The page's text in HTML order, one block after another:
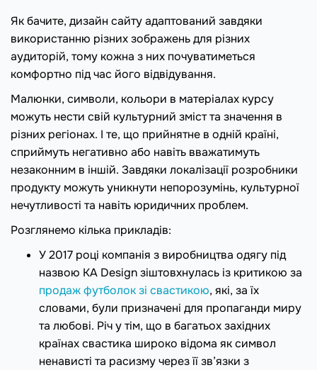
Як бачите, дизайн сайту адаптований завдяки
використанню різних зображень для різних
аудиторій, тому кожна з них почуватиметься
комфортно під час його відвідування.
Малюнки, символи, кольори в матеріалах курсу
можуть нести свій культурний зміст та значення в
різних регіонах. І те, що прийнятне в одній країні,
сприймуть негативно або навіть вважатимуть
незаконним в іншій. Завдяки локалізації розробники
продукту можуть уникнути непорозумінь, культурної
нечутливості та навіть юридичних проблем.
Розглянемо кілька прикладів:
У 2017 році компанія з виробництва одягу під
назвою KA Design зіштовхнулась із критикою за
продаж футболок зі свастикою, які, за їх
словами, були призначені для пропаганди миру
та любові. Річ у тім, що в багатьох західних
країнах свастика широко відома як символ
ненависті та расизму через її зв’язки з